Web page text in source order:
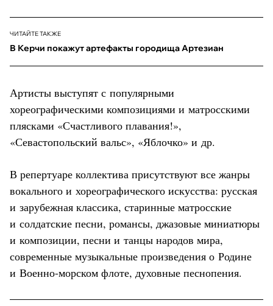
ЧИТАЙТЕ ТАКЖЕ
В Керчи покажут артефакты городища Артезиан
Артисты выступят с популярными
хореографическими композициями и матросскими
плясками «Счастливого плавания!»,
«Севастопольский вальс», «Яблочко» и др.
В репертуаре коллектива присутствуют все жанры
вокального и хореографического искусства: русская
и зарубежная классика, старинные матросские
и солдатские песни, романсы, джазовые миниатюры
и композиции, песни и танцы народов мира,
современные музыкальные произведения о Родине
и Военно-морском флоте, духовные песнопения.